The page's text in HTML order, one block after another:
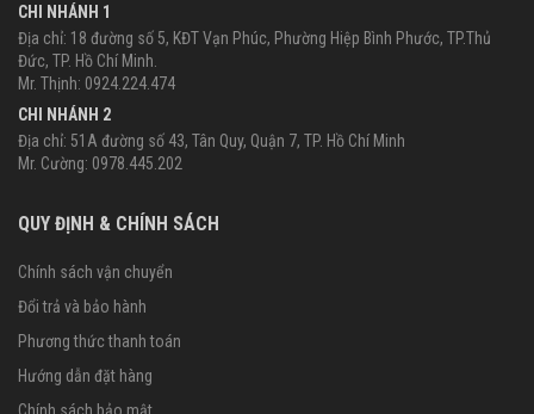
CHI NHÁNH 1
Địa chỉ: 18 đường số 5, KĐT Vạn Phúc, Phường Hiệp Bình Phước, TP.Thủ
Đức, TP. Hồ Chí Minh.
Mr. Thịnh: 0924.224.474
CHI NHÁNH 2
Địa chỉ: 51A đường số 43, Tân Quy, Quận 7, TP. Hồ Chí Minh
Mr. Cường: 0978.445.202
QUY ĐỊNH & CHÍNH SÁCH
Chính sách vận chuyển
Đổi trả và bảo hành
Phương thức thanh toán
Hướng dẫn đặt hàng